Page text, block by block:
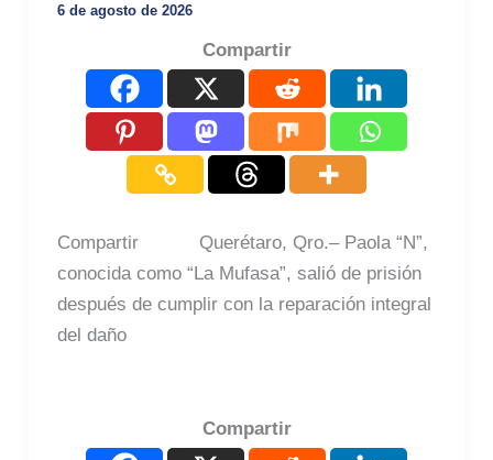
6 de agosto de 2026
Compartir
Compartir Querétaro, Qro.– Paola “N”,
conocida como “La Mufasa”, salió de prisión
después de cumplir con la reparación integral
del daño
Compartir